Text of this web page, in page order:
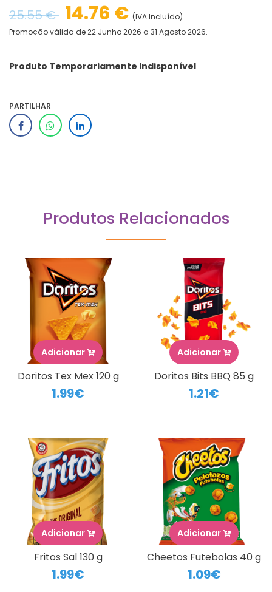
25.55 € 14.76 € (IVA Incluído)
Promoção válida de 22 Junho 2026 a 31 Agosto 2026.
Produto Temporariamente Indisponível
PARTILHAR
Produtos Relacionados
Adicionar
Doritos Tex Mex 120 g
1.99€
Adicionar
Doritos Bits BBQ 85 g
1.21€
Adicionar
Fritos Sal 130 g
1.99€
Adicionar
Cheetos Futebolas 40 g
1.09€